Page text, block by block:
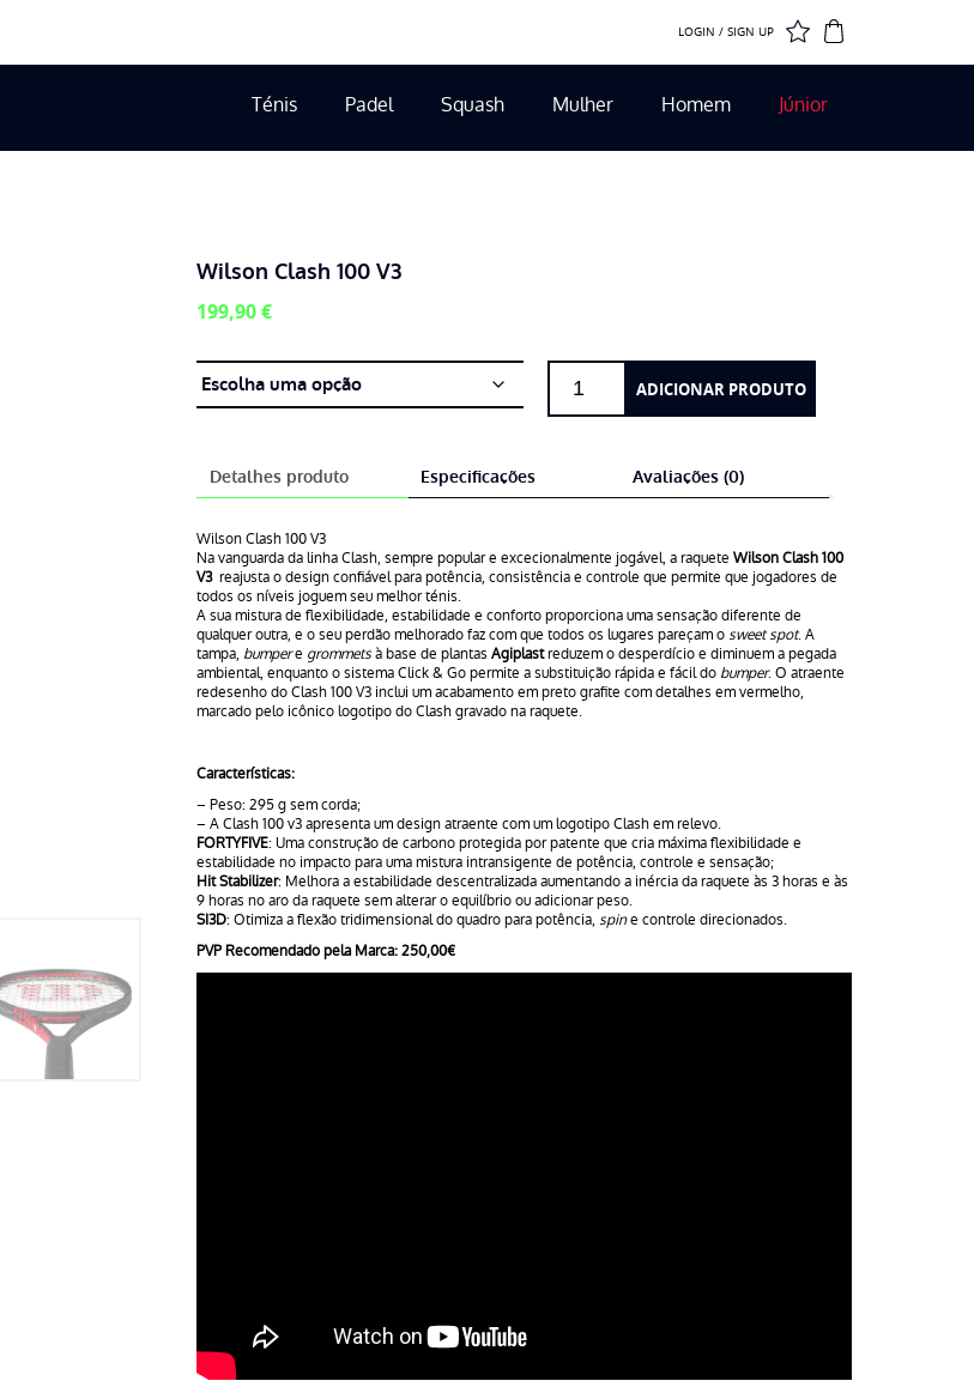
LOGIN / SIGN UP
Ténis Padel Squash Mulher Homem Júnior
Wilson Clash 100 V3
199,90€
ADICIONAR PRODUTO
Detalhes produto Especificações Avaliações (0)
Wilson Clash 100 V3
Na vanguarda da linha Clash, sempre popular e excecionalmente jogável, a raquete Wilson Clash 100
V3 reajusta o design confiável para potência, consistência e controle que permite que jogadores de
todos os níveis joguem seu melhor ténis.
A sua mistura de flexibilidade, estabilidade e conforto proporciona uma sensação diferente de
qualquer outra, e o seu perdão melhorado faz com que todos os lugares pareçam osweet spot. A
tampa, bumpere grommetsà base de plantas Agiplastreduzem o desperdício e diminuem a pegada
ambiental, enquanto o sistema Click & Go permite a substituição rápida e fácil do bumper. O atraente
redesenho do Clash 100 V3 inclui um acabamento em preto grafite com detalhes em vermelho,
marcado pelo icônico logotipo do Clash gravado na raquete.
Características:
– Peso: 295 g sem corda;
– A Clash 100 v3 apresenta um design atraente com um logotipo Clash em relevo.
FORTYFIVE: Uma construção de carbono protegida por patente que cria máxima flexibilidade e
estabilidade no impacto para uma mistura intransigente de potência, controle e sensação;
Hit Stabilizer: Melhora a estabilidade descentralizada aumentando a inércia da raquete às 3 horas e às
9 horas no aro da raquete sem alterar o equilíbrio ou adicionar peso.
SI3D: Otimiza a flexão tridimensional do quadro para potência, spine controle direcionados.
PVP Recomendado pela Marca: 250,00€